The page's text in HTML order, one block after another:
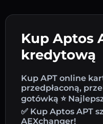
Kup Aptos
kredytową
Kup APT online
przedpłaconą,
gotówką ⭐
✅ Kup Aptos APT
AEXchanger!